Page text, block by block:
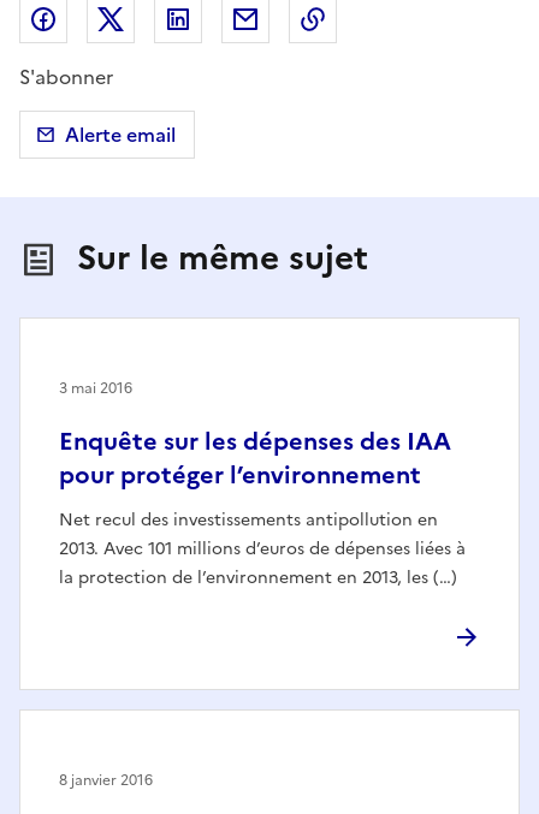
Partager sur Facebook
Partager sur X (anciennement Twitter)
Partager sur LinkedIn
Partager par email
S'abonner
Alerte email
Sur le même sujet
Enquête sur les dépenses des IAA
pour protéger l’environnement
Net recul des investissements antipollution en
2013. Avec 101 millions d’euros de dépenses liées à
la protection de l’environnement en 2013, les (…)
3 mai 2016
8 janvier 2016